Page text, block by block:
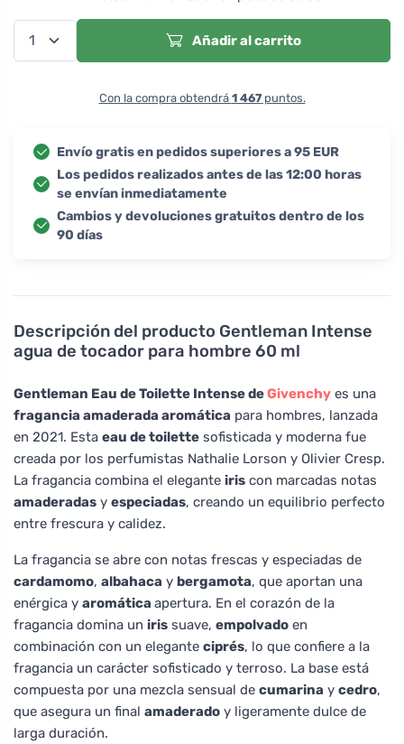
Descripción del producto Gentleman Intense
agua de tocador para hombre 60 ml
Gentleman Eau de Toilette Intense deGivenchy es una
fragancia amaderada aromática para hombres, lanzada
en 2021. Esta eau de toilette sofisticada y moderna fue
creada por los perfumistas Nathalie Lorson y Olivier Cresp.
La fragancia combina el elegante iris con marcadas notas
amaderadas y especiadas, creando un equilibrio perfecto
entre frescura y calidez.
La fragancia se abre con notas frescas y especiadas de
cardamomo, albahaca y bergamota, que aportan una
enérgica y aromática apertura. En el corazón de la
fragancia domina un iris suave, empolvado en
combinación con un elegante ciprés, lo que confiere a la
fragancia un carácter sofisticado y terroso. La base está
compuesta por una mezcla sensual de cumarina y cedro,
que asegura un final amaderado y ligeramente dulce de
larga duración.
Añadir al carrito
Con la compra obtendrá 1 467puntos.
Envío gratis en pedidos superiores a 95 EUR
Los pedidos realizados antes de las 12:00 horas
se envían inmediatamente
Cambios y devoluciones gratuitos dentro de los
90 días